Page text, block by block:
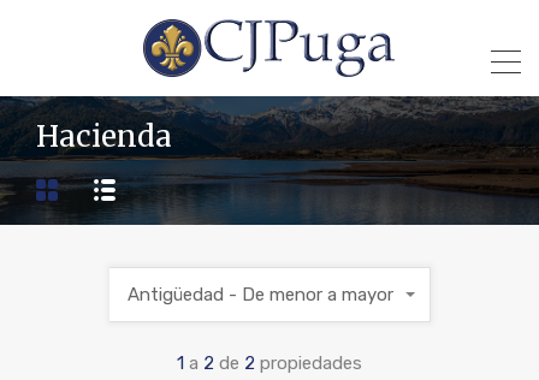
Hacienda
1 a 2 de 2 propiedades
Antigüedad - De menor a mayor